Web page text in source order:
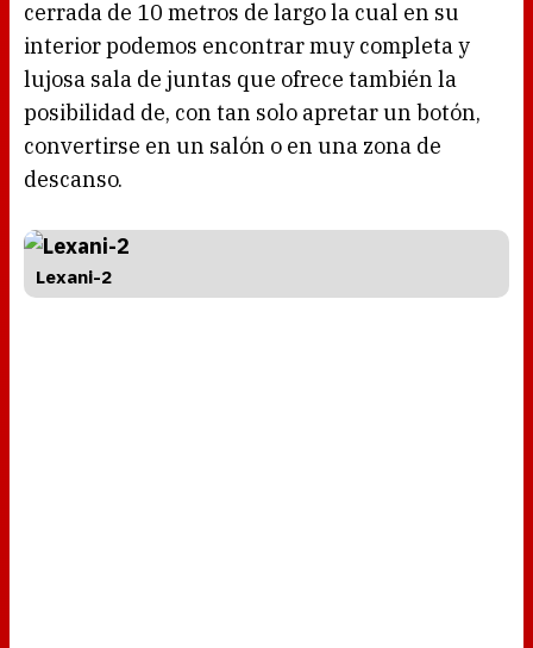
cerrada de 10 metros de largo la cual en su
interior podemos encontrar muy completa y
lujosa sala de juntas que ofrece también la
posibilidad de, con tan solo apretar un botón,
convertirse en un salón o en una zona de
descanso.
Lexani-2